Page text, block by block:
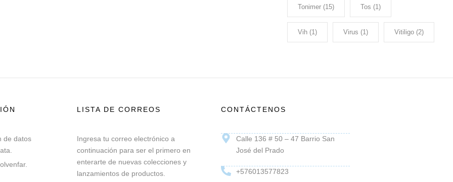
Tonimer(15) Tos (1)
Vih(1) Virus (1) Vitiligo(2)
de datos
LISTA DE CORREOS
Ingresa tu correo electrónico a
continuación para ser el primero en
enterarte de nuevas colecciones y
lanzamientos de productos.
CONTÁCTENOS
Calle 136 # 50 – 47 Barrio San
José del Prado
+576013577823